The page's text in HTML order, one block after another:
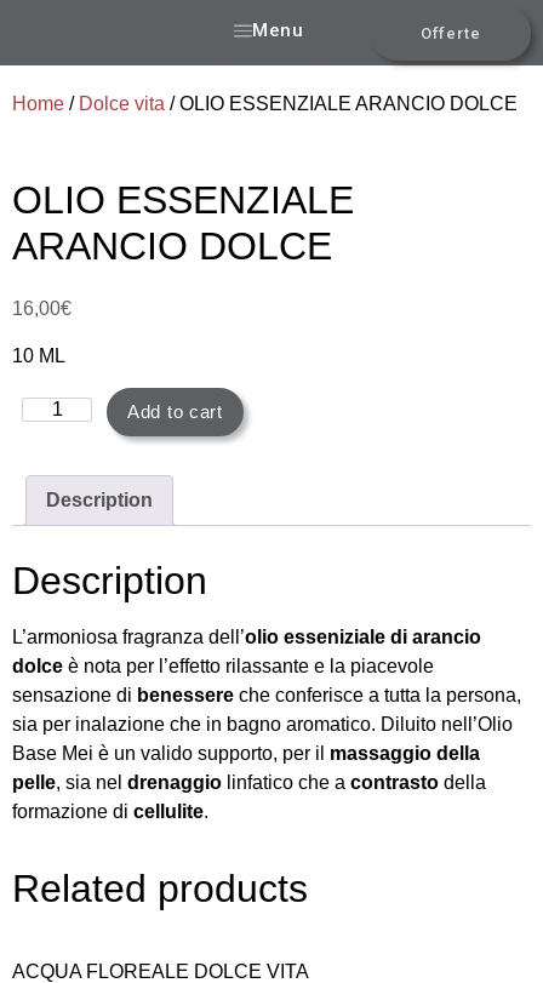
Menu Offerte
Home / Dolce vita / OLIO ESSENZIALE ARANCIO DOLCE
OLIO ESSENZIALE
ARANCIO DOLCE
16,00€
10 ML
Add to cart
Description
Description
L’armoniosa fragranza dell’olio esseniziale di arancio
dolce è nota per l’effetto rilassante e la piacevole
sensazione di benessere che conferisce a tutta la persona,
sia per inalazione che in bagno aromatico. Diluito nell’Olio
Base Mei è un valido supporto, per il massaggio della
pelle, sia nel drenaggio linfatico che a contrasto della
formazione di cellulite.
Related products
ACQUA FLOREALE DOLCE VITA